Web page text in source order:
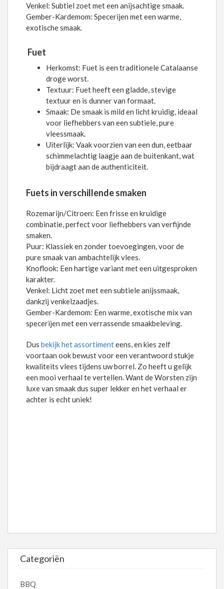
Venkel: Subtiel zoet met een anijsachtige smaak.
Gember-Kardemom: Specerijen met een warme,
exotische smaak.
Fuet
Herkomst: Fuet is een traditionele Catalaanse
droge worst.
Textuur: Fuet heeft een gladde, stevige
textuur en is dunner van formaat.
Smaak: De smaak is mild en licht kruidig, ideaal
voor liefhebbers van een subtiele, pure
vleessmaak.
Uiterlijk: Vaak voorzien van een dun, eetbaar
schimmelachtig laagje aan de buitenkant, wat
bijdraagt aan de authenticiteit.
Fuets in verschillende smaken
Rozemarijn/Citroen: Een frisse en kruidige
combinatie, perfect voor liefhebbers van verfijnde
smaken.
Puur: Klassiek en zonder toevoegingen, voor de
pure smaak van ambachtelijk vlees.
Knoflook: Een hartige variant met een uitgesproken
karakter.
Venkel: Licht zoet met een subtiele anijssmaak,
dankzij venkelzaadjes.
Gember-Kardemom: Een warme, exotische mix van
specerijen met een verrassende smaakbeleving.
Dus bekijk het assortimenteens, en kies zelf
voortaan ook bewust voor een verantwoord stukje
kwaliteits vlees tijdens uw borrel. Zo heeft u gelijk
een mooi verhaal te vertellen. Want de Worsten zijn
luxe van smaak dus super lekker en het verhaal er
achter is echt uniek!
Categoriën
BBQ